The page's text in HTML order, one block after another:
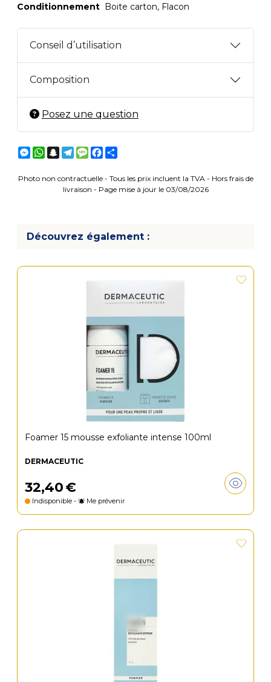
Conditionnement Boite carton, Flacon
Conseil d’utilisation
Composition
Posez une question
Messenger
WhatsApp
Snapchat
Telegram
MessageFacebook
Photo non contractuelle - Tous les prix incluent la TVA - Hors frais de
livraison - Page mise à jour le 03/08/2026
Découvrez également :
Foamer 15 mousse exfoliante intense 100ml
DERMACEUTIC
32,40€
Indisponible - Me prévenir